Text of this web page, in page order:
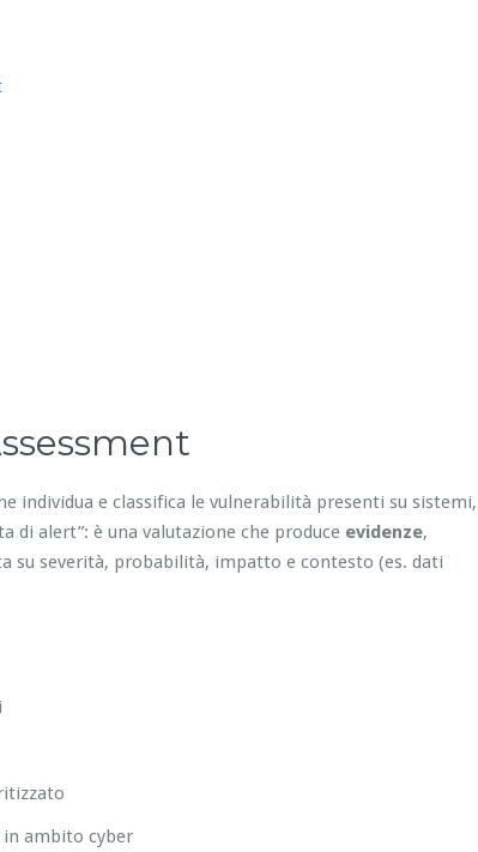
individua e classifica le vulnerabilità presenti su sistemi,
di alert”: è una valutazione che produce evidenze,
su severità, probabilità, impatto e contesto (es. dati
ambito cyber